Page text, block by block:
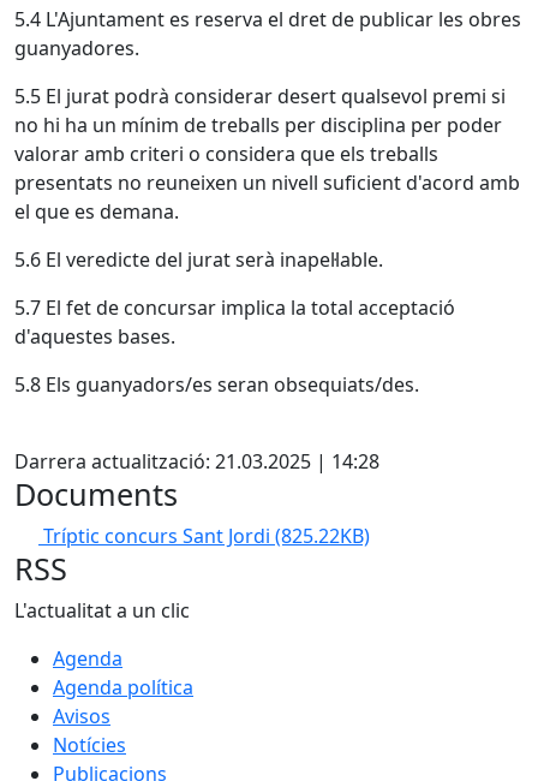
5.4 L'Ajuntament es reserva el dret de publicar les obres
guanyadores.
5.5 El jurat podrà considerar desert qualsevol premi si
no hi ha un mínim de treballs per disciplina per poder
valorar amb criteri o considera que els treballs
presentats no reuneixen un nivell suficient d'acord amb
el que es demana.
5.6 El veredicte del jurat serà inapel·lable.
5.7 El fet de concursar implica la total acceptació
d'aquestes bases.
5.8 Els guanyadors/es seran obsequiats/des.
Darrera actualització: 21.03.2025 | 14:28
Documents
Tríptic concurs Sant Jordi (825.22KB)
RSS
L'actualitat a un clic
Agenda
Agenda política
Avisos
Notícies
Publicacions